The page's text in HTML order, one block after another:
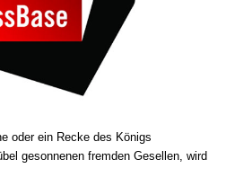
oder ein Recke des Königs
gesonnenen fremden Gesellen, wird